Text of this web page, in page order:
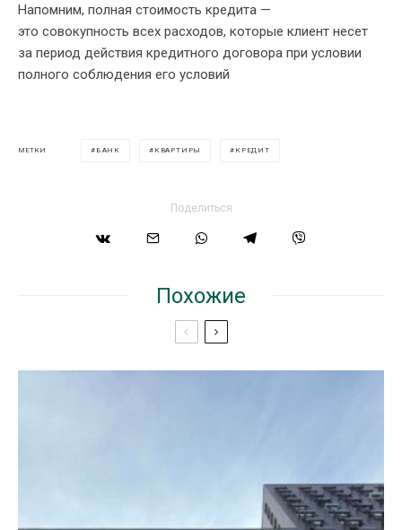
Напомним, полная стоимость кредита —
это совокупность всех расходов, которые клиент несет
за период действия кредитного договора при условии
полного соблюдения его условий
МЕТКИ БАНК КВАРТИРЫ КРЕДИТ
Поделиться
Похожие